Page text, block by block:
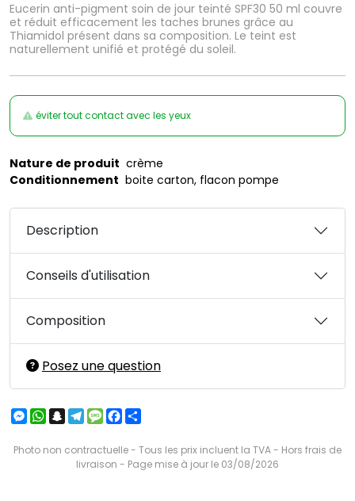
Eucerin anti-pigment soin de jour teinté SPF30 50 ml couvre
et réduit efficacement les taches brunes grâce au
Thiamidol présent dans sa composition. Le teint est
naturellement unifié et protégé du soleil.
éviter tout contact avec les yeux
Nature de produit crème
Conditionnement boite carton, flacon pompe
Description
Conseils d'utilisation
Composition
Posez une question
Messenger
WhatsApp
Snapchat
Telegram
MessageFacebook
Photo non contractuelle - Tous les prix incluent la TVA - Hors frais de
livraison - Page mise à jour le 03/08/2026